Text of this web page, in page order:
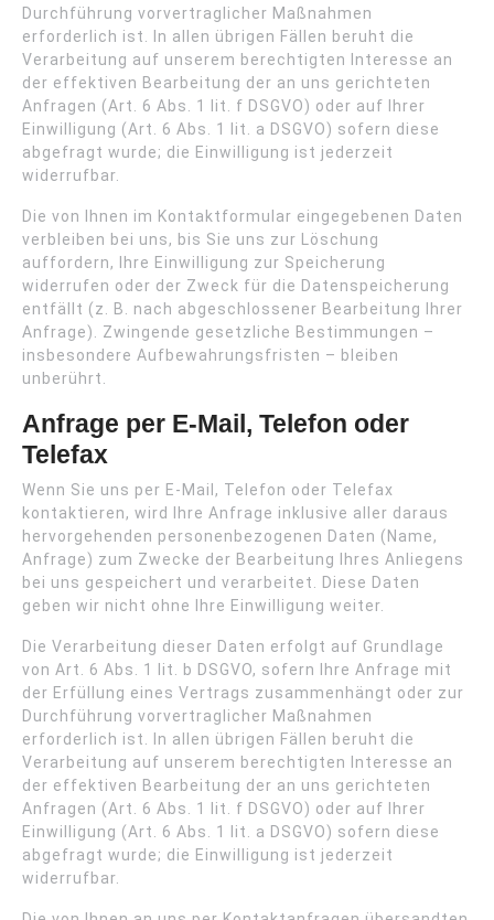
Durchführung vorvertraglicher Maßnahmen
erforderlich ist. In allen übrigen Fällen beruht die
Verarbeitung auf unserem berechtigten Interesse an
der effektiven Bearbeitung der an uns gerichteten
Anfragen (Art. 6 Abs. 1 lit. f DSGVO) oder auf Ihrer
Einwilligung (Art. 6 Abs. 1 lit. a DSGVO) sofern diese
abgefragt wurde; die Einwilligung ist jederzeit
widerrufbar.
Die von Ihnen im Kontaktformular eingegebenen Daten
verbleiben bei uns, bis Sie uns zur Löschung
auffordern, Ihre Einwilligung zur Speicherung
widerrufen oder der Zweck für die Datenspeicherung
entfällt (z. B. nach abgeschlossener Bearbeitung Ihrer
Anfrage). Zwingende gesetzliche Bestimmungen –
insbesondere Aufbewahrungsfristen – bleiben
unberührt.
Anfrage per E-Mail, Telefon oder
Telefax
Wenn Sie uns per E-Mail, Telefon oder Telefax
kontaktieren, wird Ihre Anfrage inklusive aller daraus
hervorgehenden personenbezogenen Daten (Name,
Anfrage) zum Zwecke der Bearbeitung Ihres Anliegens
bei uns gespeichert und verarbeitet. Diese Daten
geben wir nicht ohne Ihre Einwilligung weiter.
Die Verarbeitung dieser Daten erfolgt auf Grundlage
von Art. 6 Abs. 1 lit. b DSGVO, sofern Ihre Anfrage mit
der Erfüllung eines Vertrags zusammenhängt oder zur
Durchführung vorvertraglicher Maßnahmen
erforderlich ist. In allen übrigen Fällen beruht die
Verarbeitung auf unserem berechtigten Interesse an
der effektiven Bearbeitung der an uns gerichteten
Anfragen (Art. 6 Abs. 1 lit. f DSGVO) oder auf Ihrer
Einwilligung (Art. 6 Abs. 1 lit. a DSGVO) sofern diese
abgefragt wurde; die Einwilligung ist jederzeit
widerrufbar.